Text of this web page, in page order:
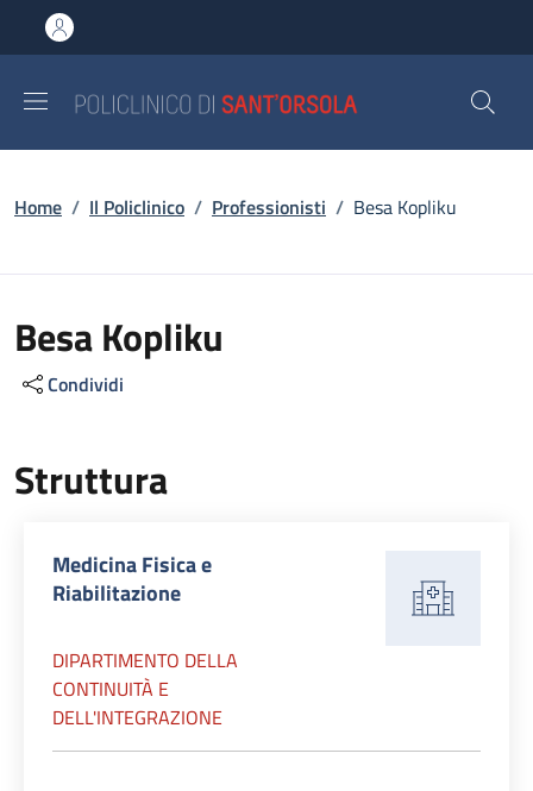
al contenuto principale
to footer content
Briciole di pane
Home / Il Policlinico / Professionisti / Besa Kopliku
Besa Kopliku
Condividi
Struttura
Medicina Fisica e
Riabilitazione
DIPARTIMENTO DELLA
CONTINUITÀ E
DELL'INTEGRAZIONE